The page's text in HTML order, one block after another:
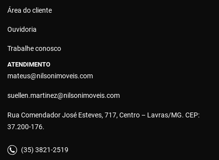
Área do cliente
Ouvidoria
Trabalhe conosco
ATENDIMENTO
mateus@nilsonimoveis.com
suellen.martinez@nilsonimoveis.com
Rua Comendador José Esteves, 717, Centro – Lavras/MG. CEP:
37.200-176.
(35) 3821-2519